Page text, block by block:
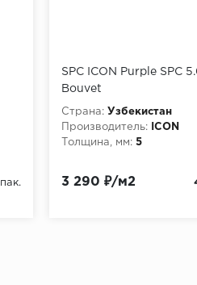
SPC ICON Purple SPC
Bouvet
Страна: Узбекистан
Производитель:
ICON
Толщина, мм: 5
3 290 ₽/м2